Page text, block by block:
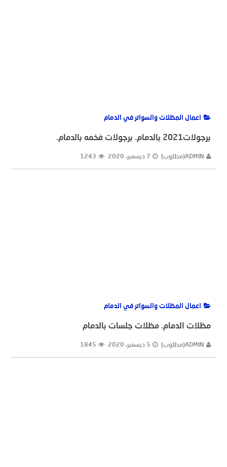
اعمال المظلات والسواتر في الدمام
برجولات2021 بالدمام. برجولات فخمه بالدمام.
ADMIN(مطلوب) 7 ديسمبر، 2020 1243
اعمال المظلات والسواتر في الدمام
مظلات الدمام. مظلات جلسات بالدمام
ADMIN(مطلوب) 5 ديسمبر، 2020 1845